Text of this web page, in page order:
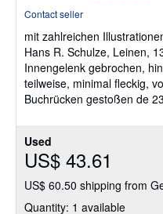
Used
US$ 43.61
US$ 60.50 shipping from
Quantity: 1 available
out
of
5
stars
Contact seller
mit zahlreichen
Hans R. Schulze, Leinen,
Innengelenk gebrochen,
teilweise, minimal fleckig,
Buchrücken gestoßen de